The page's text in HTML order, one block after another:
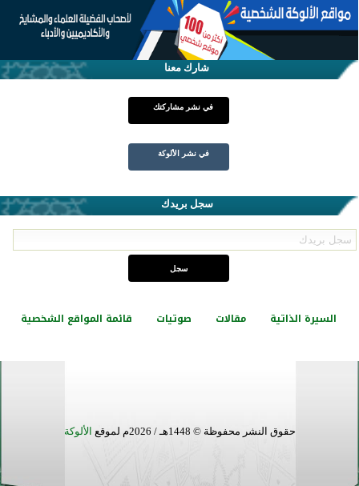
شارك معنا
في نشر مشاركتك
في نشر الألوكة
سجل بريدك
السيرة الذاتية مقالات صوتيات قائمة المواقع الشخصية
حقوق النشر محفوظة © 1448هـ / 2026م لموقع الألوكة